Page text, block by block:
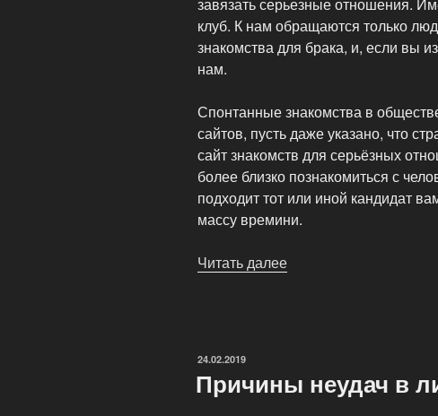
завязать серьезные отношения.
клуб. К нам обращаются только
знакомства для брака, и, если вы
нам.
Спонтанные знакомства в
сайтов, пусть даже указано, что
сайт знакомств для серьёзных
более близко познакомиться с
подходит тот или иной кандидат
массу времини.
Читать далее
лучше
ОПУБЛИКОВАНО
24.02.2019
Причины неудач в